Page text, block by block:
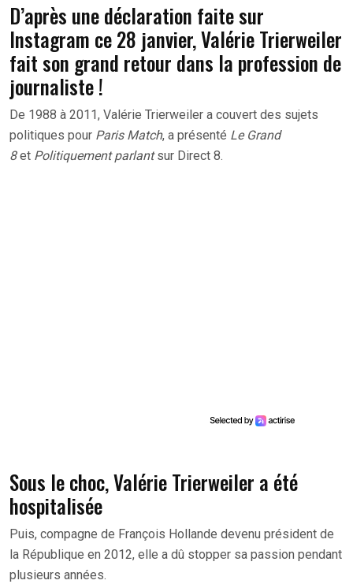
D’après une déclaration faite sur
Instagram ce 28 janvier, Valérie Trierweiler
fait son grand retour dans la profession de
journaliste !
De 1988 à 2011, Valérie Trierweiler a couvert des sujets
politiques pour Paris Match, a présenté Le Grand
8et Politiquement parlantsur Direct 8.
Sous le choc, Valérie Trierweiler a été
hospitalisée
Puis, compagne de François Hollande devenu président de
la République en 2012, elle a dû stopper sa passion pendant
plusieurs années.